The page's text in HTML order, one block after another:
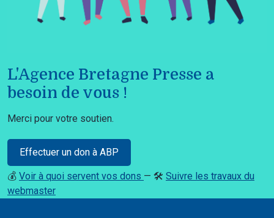
L'Agence Bretagne Presse a
besoin de vous !
Merci pour votre soutien.
Effectuer un don à ABP
💰 Voir à quoi servent vos dons — 🛠️ Suivre les travaux du
webmaster